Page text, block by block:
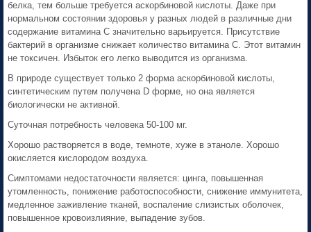
белка, тем больше требуется аскорбиновой кислоты. Даже при
нормальном состоянии здоровья у разных людей в различные дни
содержание витамина С значительно варьируется. Присутствие
бактерий в организме снижает количество витамина С. Этот витамин
не токсичен. Избыток его легко выводится из организма.
В природе существует только 2 форма аскорбиновой кислоты,
синтетическим путем получена D форме, но она является
биологически не активной.
Суточная потребность человека 50-100 мг.
Хорошо растворяется в воде, темноте, хуже в этаноле. Хорошо
окисляется кислородом воздуха.
Симптомами недостаточности является: цинга, повышенная
утомленность, понижение работоспособности, снижение иммунитета,
медленное заживление тканей, воспаление слизистых оболочек,
повышенное кровоизлияние, выпадение зубов.